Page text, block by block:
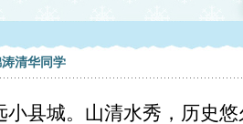
清华同学
小县城。山清水秀，历史